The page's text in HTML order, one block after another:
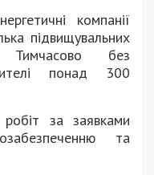
компанії
підвищувальних
Тимчасово без
понад 300
за заявками
та